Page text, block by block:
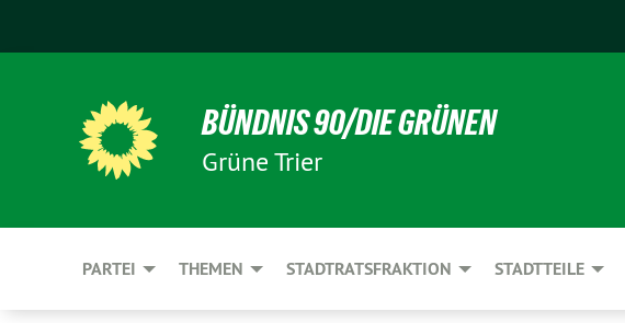
BÜNDNIS 90/DIE GRÜNEN
Grüne Trier
PARTEI THEMEN STADTRATSFRAKTION STADTTEILE